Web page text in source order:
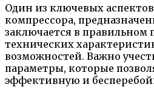
Один из ключевых
компрессора,
заключается в правильном
технических
возможностей. Важно
параметры, которые
эффективную и